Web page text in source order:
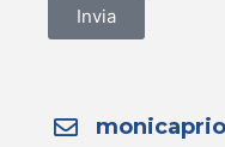
Invia